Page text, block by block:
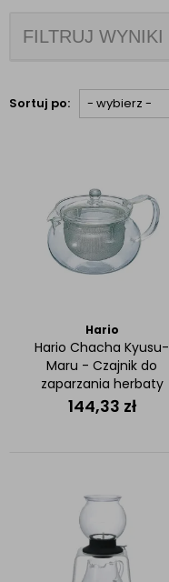
FILTRUJ WYNIKI
Sortuj po:
Hario
Hario Chacha Kyusu-
Maru - Czajnik do
zaparzania herbaty
700ml
144,33 zł